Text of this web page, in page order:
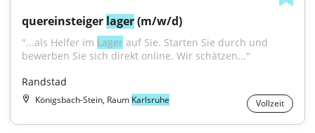
quereinsteiger lager (m/w/d)
"...als Helfer im Lager auf Sie. Starten Sie durch und
bewerben Sie sich direkt online. Wir schätzen..."
Randstad
Königsbach-Stein, Raum Karlsruhe Vollzeit